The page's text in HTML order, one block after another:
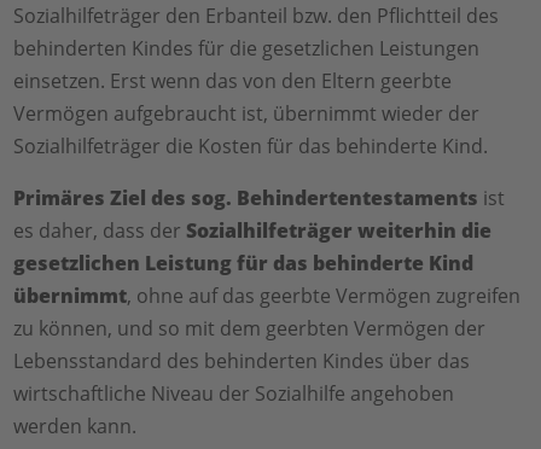
Sozialhilfeträger den Erbanteil bzw. den Pflichtteil des
behinderten Kindes für die gesetzlichen Leistungen
einsetzen. Erst wenn das von den Eltern geerbte
Vermögen aufgebraucht ist, übernimmt wieder der
Sozialhilfeträger die Kosten für das behinderte Kind.
Primäres Ziel des sog. Behindertentestaments ist
es daher, dass der Sozialhilfeträger weiterhin die
gesetzlichen Leistung für das behinderte Kind
übernimmt, ohne auf das geerbte Vermögen zugreifen
zu können, und so mit dem geerbten Vermögen der
Lebensstandard des behinderten Kindes über das
wirtschaftliche Niveau der Sozialhilfe angehoben
werden kann.